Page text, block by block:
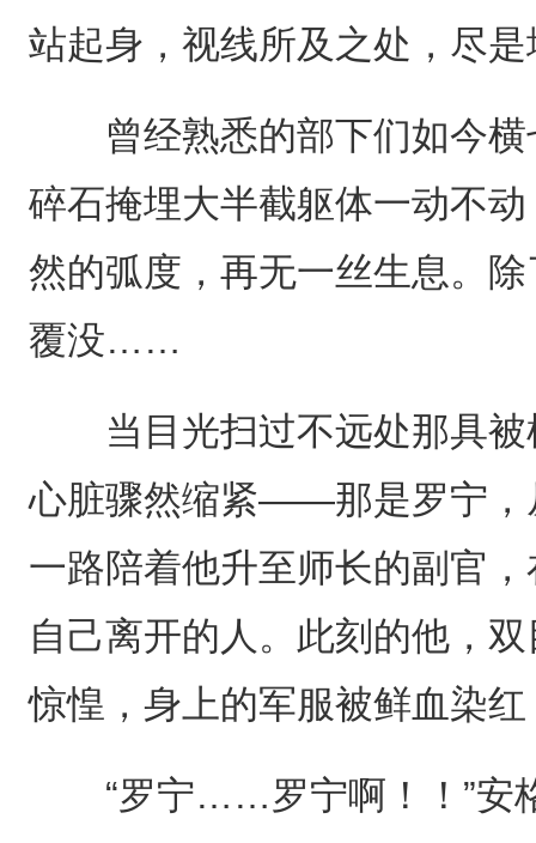
站起身，视线所及之处，尽
曾经熟悉的部下们如今横
碎石掩埋大半截躯体一动不
然的弧度，再无一丝生息。
覆没……
当目光扫过不远处那具被
心脏骤然缩紧——那是罗宁，
一路陪着他升至师长的副官
自己离开的人。此刻的他，
惊惶，身上的军服被鲜血染
“罗宁……罗宁啊！！”安格